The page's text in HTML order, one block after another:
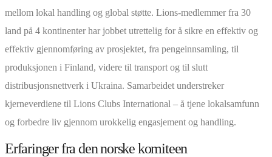
mellom lokal handling og global støtte. Lions-medlemmer fra 30
land på 4 kontinenter har jobbet utrettelig for å sikre en effektiv og
effektiv gjennomføring av prosjektet, fra pengeinnsamling, til
produksjonen i Finland, videre til transport og til slutt
distribusjonsnettverk i Ukraina. Samarbeidet understreker
kjerneverdiene til Lions Clubs International – å tjene lokalsamfunn
og forbedre liv gjennom urokkelig engasjement og handling.
Erfaringer fra den norske komiteen